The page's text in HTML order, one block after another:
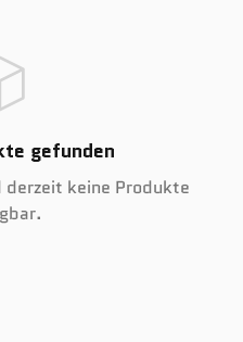
gefunden
keine Produkte